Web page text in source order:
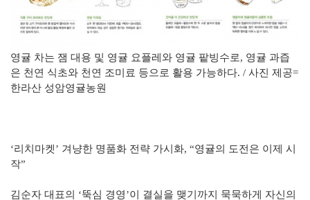
영귤 차는 잼 대용 및 영귤 요플레와 영귤 팥빙수로, 영귤 과즙
은 천연 식초와 천연 조미료 등으로 활용 가능하다. / 사진 제공=
한라산 성암영귤농원
‘리치마켓’ 겨냥한 명품화 전략 가시화, “영귤의 도전은 이제 시
작”
김순자 대표의 ‘뚝심 경영’이 결실을 맺기까지 묵묵하게 자신의